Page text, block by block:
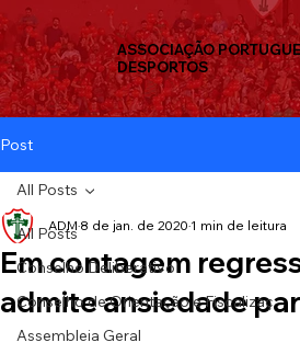
ASSOCIAÇÃO
DESPORTOS
Post
All Posts
Conselho Deliberativo
Conselho de Orientação e Fiscalizaç
Assembleia Geral
All Posts
Em contagem
admite ansiedade
ADM 8 de jan. de 2020 1 min de leitura